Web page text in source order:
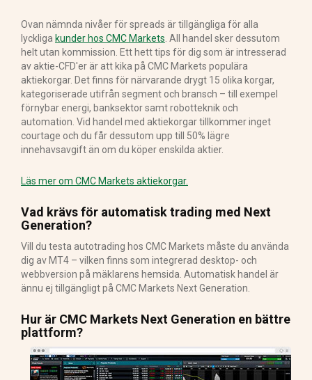
Ovan nämnda nivåer för spreads är tillgängliga för alla
lyckliga kunder hos CMC Markets. All handel sker dessutom
helt utan kommission. Ett hett tips för dig som är intresserad
av aktie-CFD'er är att kika på CMC Markets populära
aktiekorgar. Det finns för närvarande drygt 15 olika korgar,
kategoriserade utifrån segment och bransch – till exempel
förnybar energi, banksektor samt robotteknik och
automation. Vid handel med aktiekorgar tillkommer inget
courtage och du får dessutom upp till 50% lägre
innehavsavgift än om du köper enskilda aktier.
Läs mer om CMC Markets aktiekorgar.
Vad krävs för automatisk trading med Next
Generation?
Vill du testa autotrading hos CMC Markets måste du använda
dig av MT4 – vilken finns som integrerad desktop- och
webbversion på mäklarens hemsida. Automatisk handel är
ännu ej tillgängligt på CMC Markets Next Generation.
Hur är CMC Markets Next Generation en bättre
plattform?